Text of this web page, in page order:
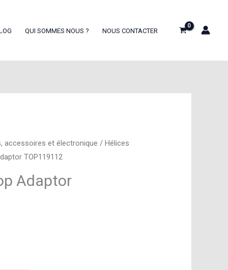
QUI SOMMES NOUS ? NOUS CONTACTER
accessoires et électronique /Hélices
TOP119112
Adaptor